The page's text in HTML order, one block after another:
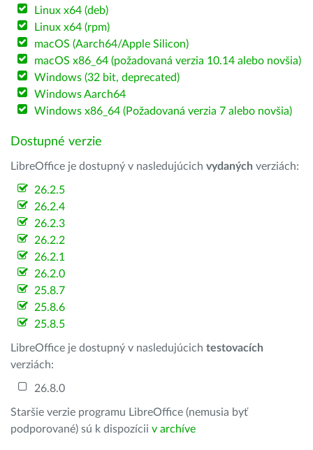
Linux x64 (deb)
Linux x64 (rpm)
macOS (Aarch64/Apple Silicon)
macOS x86_64 (požadovaná verzia 10.14 alebo novšia)
Windows (32 bit, deprecated)
Windows Aarch64
Windows x86_64 (Požadovaná verzia 7 alebo novšia)
Dostupné verzie
LibreOffice je dostupný v nasledujúcich vydaných verziách:
26.2.5
26.2.4
26.2.3
26.2.2
26.2.1
26.2.0
25.8.7
25.8.6
25.8.5
LibreOffice je dostupný v nasledujúcich testovacích
verziách:
26.8.0
Staršie verzie programu LibreOffice (nemusia byť
podporované) sú k dispozícii v archíve